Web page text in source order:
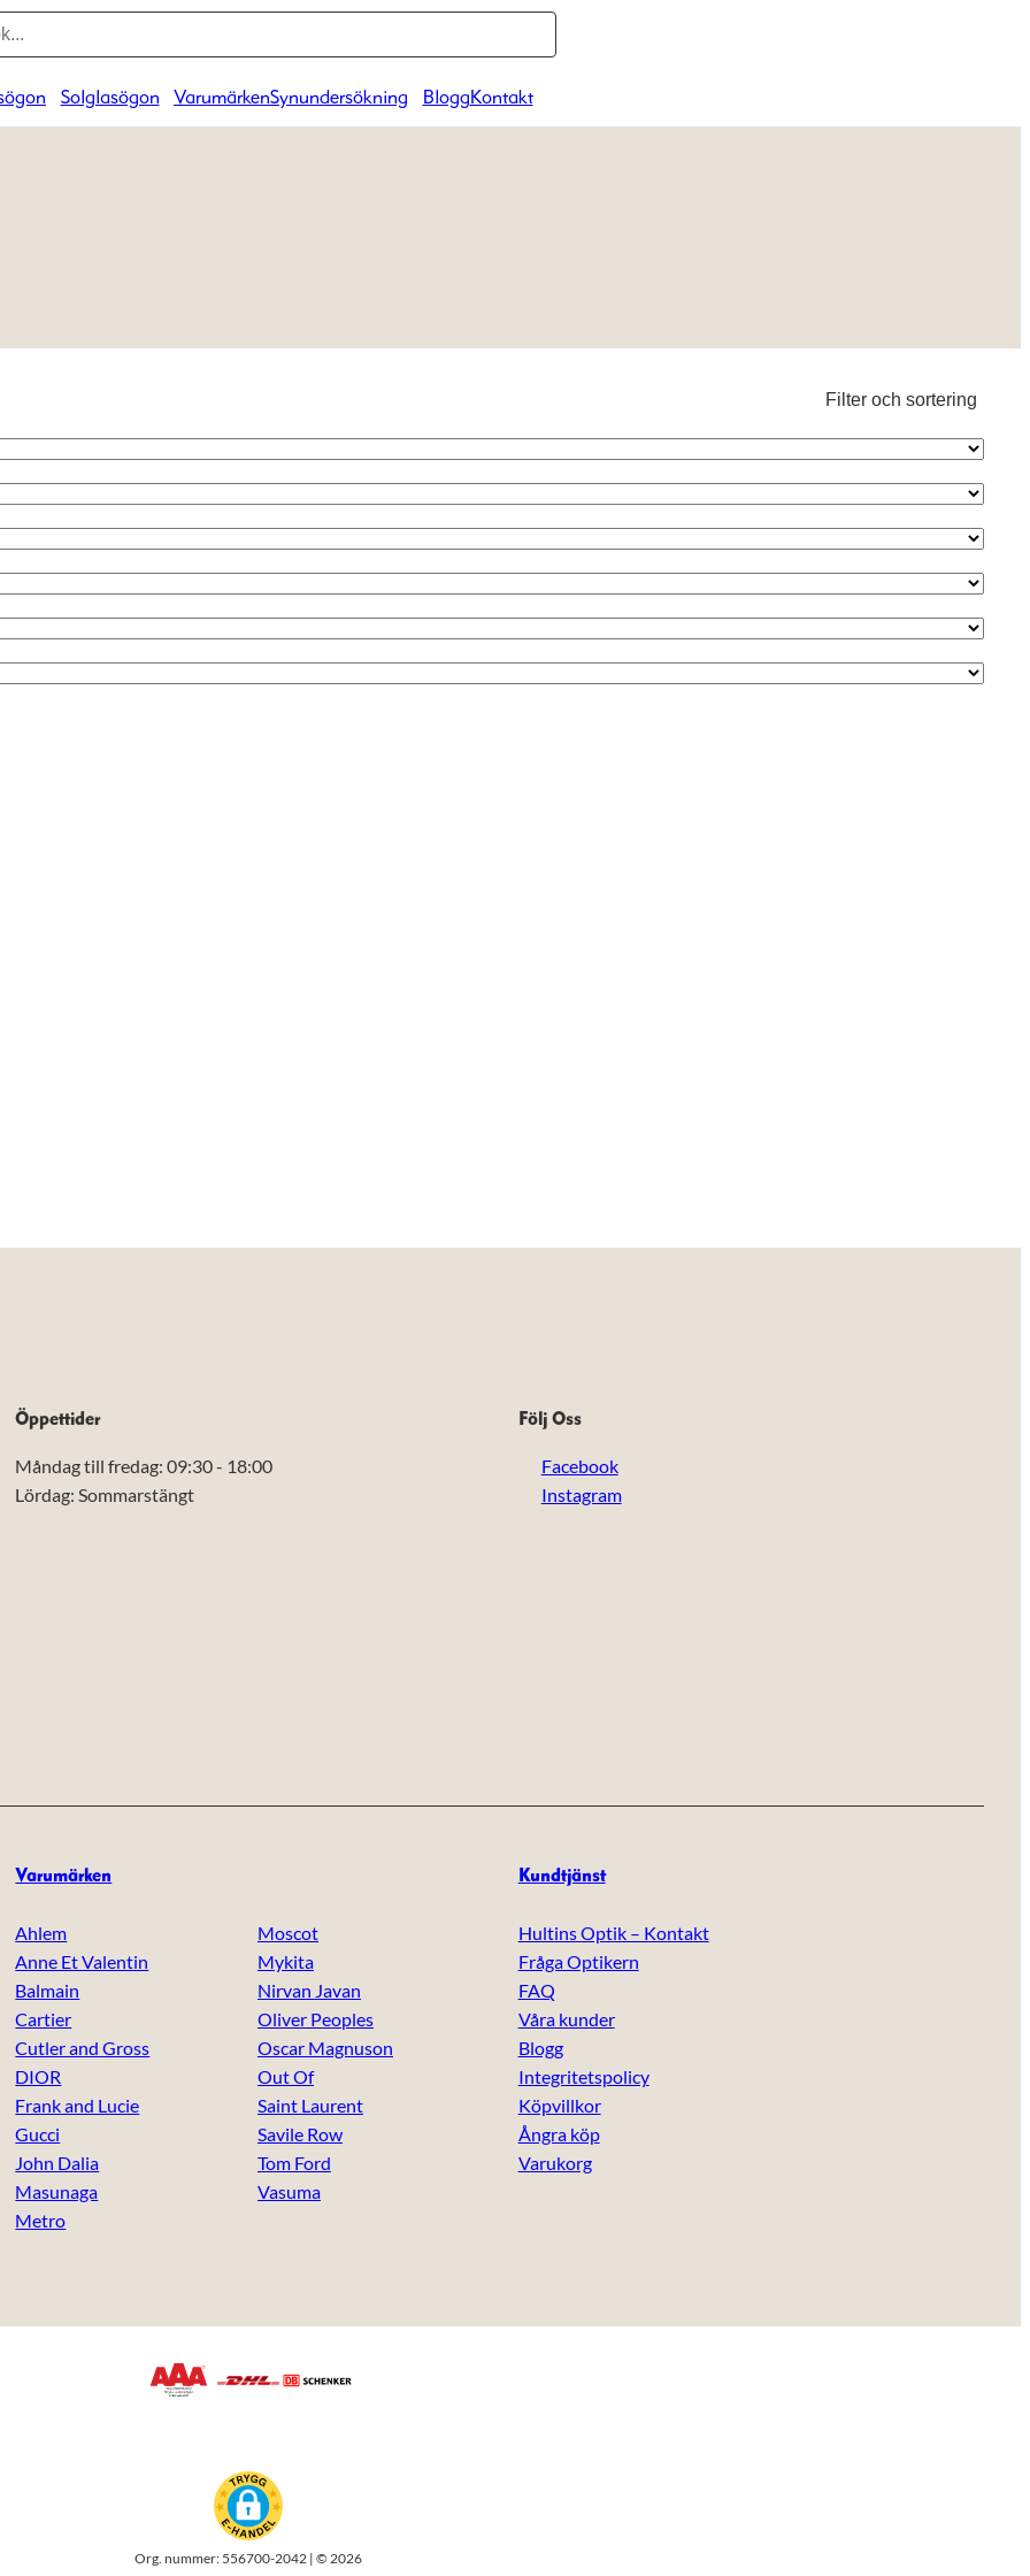
Solglasögon VarumärkenSynundersökning Blogg Kontakt
Filter och sortering
Öppettider
Måndag till fredag: 09:30 - 18:00
Lördag: Sommarstängt
Följ Oss
Facebook
Instagram
Varumärken
Ahlem
Anne Et Valentin
Balmain
Cartier
Cutler and Gross
DIOR
Frank and Lucie
Gucci
John Dalia
Masunaga
Metro
Moscot
Mykita
Nirvan Javan
Oliver Peoples
Oscar Magnuson
Out Of
Saint Laurent
Savile Row
Tom Ford
Vasuma
Kundtjänst
Hultins Optik – Kontakt
Fråga Optikern
FAQ
Våra kunder
Blogg
Integritetspolicy
Köpvillkor
Ångra köp
Varukorg
Org. nummer: 556700-2042 | © 2026